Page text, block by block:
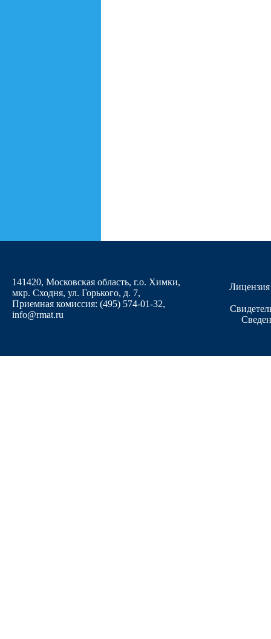
141420, Московская область, г.о. Химки,
мкр. Сходня, ул. Горького, д. 7,
Приемная комиссия: (495) 574-01-32,
info@rmat.ru